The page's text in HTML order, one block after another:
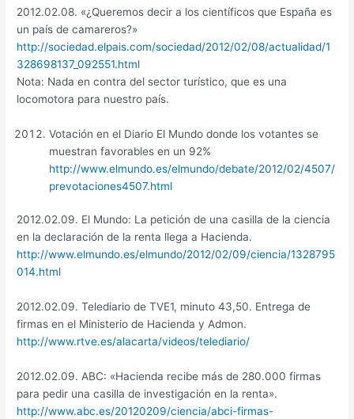
2012.02.08. «¿Queremos decir a los científicos que España es
un país de camareros?»
http://sociedad.elpais.com/sociedad/2012/02/08/actualidad/1
328698137_092551.html
Nota: Nada en contra del sector turístico, que es una
locomotora para nuestro país.
Votación en el Diario El Mundo donde los votantes se
muestran favorables en un 92%
http://www.elmundo.es/elmundo/debate/2012/02/4507/
prevotaciones4507.html
2012.02.09. El Mundo: La petición de una casilla de la ciencia
en la declaración de la renta llega a Hacienda.
http://www.elmundo.es/elmundo/2012/02/09/ciencia/1328795
014.html
2012.02.09. Telediario de TVE1, minuto 43,50. Entrega de
firmas en el Ministerio de Hacienda y Admon.
http://www.rtve.es/alacarta/videos/telediario/
2012.02.09. ABC: «Hacienda recibe más de 280.000 firmas
para pedir una casilla de investigación en la renta».
http://www.abc.es/20120209/ciencia/abci-firmas-